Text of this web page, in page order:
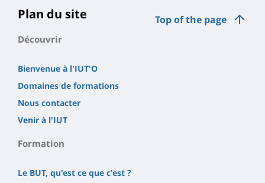
Top of the page
Plan du site
Découvrir
Bienvenue à l'IUT'O
Domaines de formations
Nous contacter
Venir à l'IUT
Formation
Le BUT, qu'est ce que c'est ?